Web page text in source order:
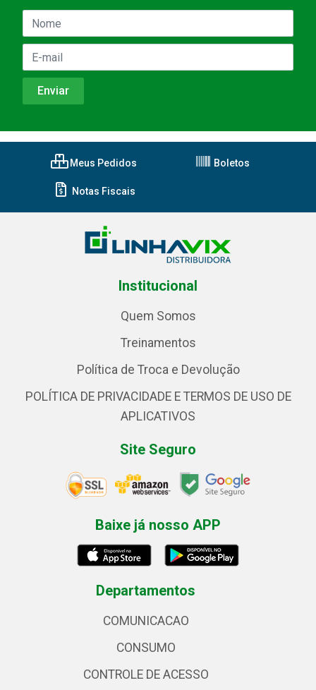
Meus Pedidos Boletos
Notas Fiscais
Institucional
Quem Somos
Treinamentos
Política de Troca e Devolução
POLÍTICA DE PRIVACIDADE E TERMOS DE USO DE
APLICATIVOS
Site Seguro
Baixe já nosso APP
Departamentos
COMUNICACAO
CONSUMO
CONTROLE DE ACESSO